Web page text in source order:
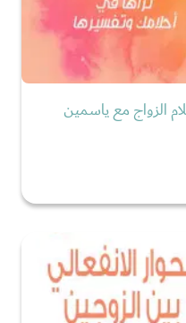
الزواج مع ياسمين